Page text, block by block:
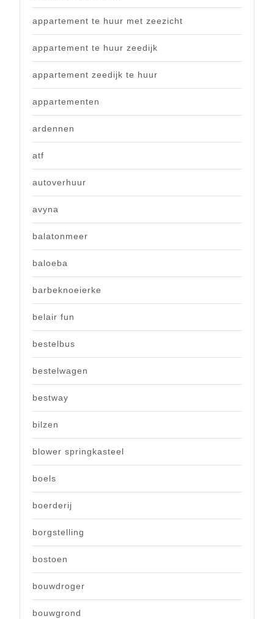
appartement te huur met zeezicht
appartement te huur zeedijk
appartement zeedijk te huur
appartementen
ardennen
atf
autoverhuur
avyna
balatonmeer
baloeba
barbeknoeierke
belair fun
bestelbus
bestelwagen
bestway
bilzen
blower springkasteel
boels
boerderij
borgstelling
bostoen
bouwdroger
bouwgrond